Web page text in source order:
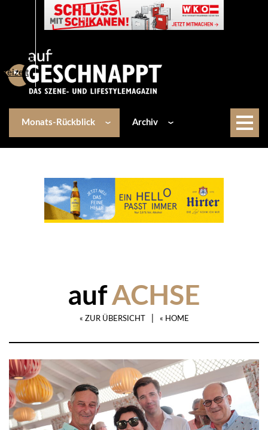
Lifestyle
Freizeit
Monats-Rückblick Archiv
aufACHSE
« ZUR ÜBERSICHT « HOME